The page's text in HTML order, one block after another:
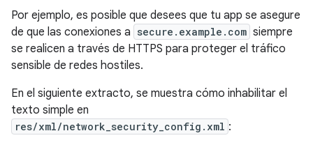
Por ejemplo, es posible que desees que tu app se asegure
de que las conexiones a secure.example.com siempre
se realicen a través de HTTPS para proteger el tráfico
sensible de redes hostiles.
En el siguiente extracto, se muestra cómo inhabilitar el
texto simple en
res/xml/network_security_config.xml :